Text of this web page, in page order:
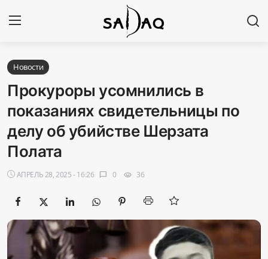
Авторизоваться
Главная
Наши контакты
Новости
Галерея
Экономика
Новости
Прокуроры усомнились в
показаниях свидетельницы по
делу об убийстве Шерзата
Полата
АПРЕЛЬ 28, 2025 - 16:26 chat_bubble 0 visibility 36